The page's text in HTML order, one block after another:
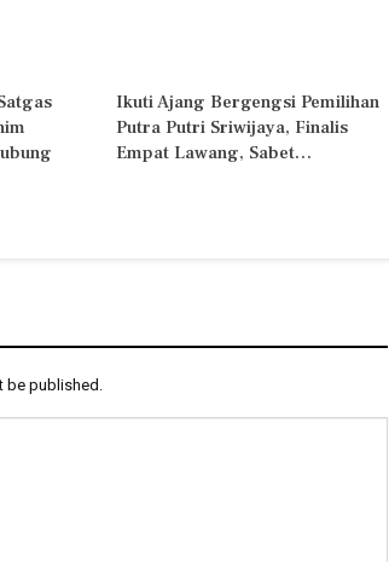
Ikuti Ajang Bergengsi Pemilihan
Putra Putri Sriwijaya, Finalis
Empat Lawang, Sabet…
be published.